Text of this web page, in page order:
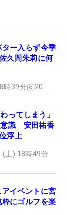
ター入らず今季
久間朱莉に何
時39分 20
ってしまう」
意識 安田祐香
浮上
(土) 18時49分
イベントに宮
にゴルフを楽